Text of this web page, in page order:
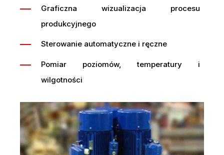
Graficzna wizualizacja procesu
produkcyjnego
Sterowanie automatyczne i ręczne
Pomiar poziomów, temperatury i
wilgotności